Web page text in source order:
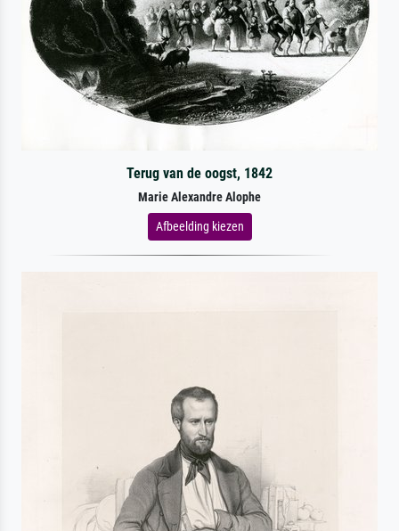
Terug van de oogst, 1842
Marie Alexandre Alophe
Afbeelding kiezen